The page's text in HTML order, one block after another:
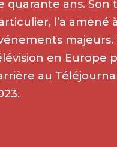
quarante ans. Son
l’a
en Europe
au